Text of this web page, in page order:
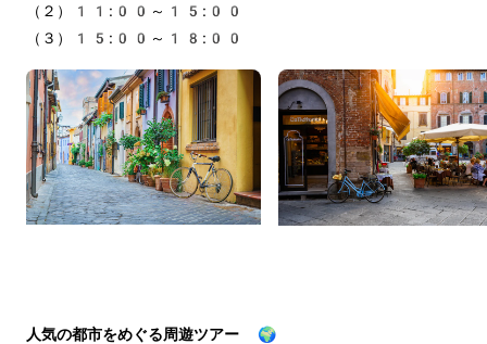
（２）11:00～15:00
（３）15:00～18:00
人気の都市をめぐる周遊ツアー 🌍